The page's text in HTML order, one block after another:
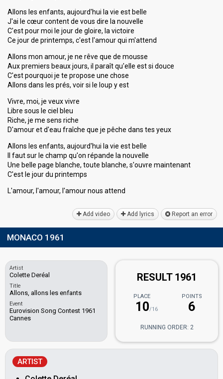
Allons les enfants, aujourd'hui la vie est belle
J'ai le cœur content de vous dire la nouvelle
C'est pour moi le jour de gloire, la victoire
Ce jour de printemps, c'est l'amour qui m'attend
Allons mon amour, je ne rêve que de mousse
Aux premiers beaux jours, il paraît qu'elle est si douce
C'est pourquoi je te propose une chose
Allons dans les prés, voir si le loup y est
Vivre, moi, je veux vivre
Libre sous le ciel bleu
Riche, je me sens riche
D'amour et d'eau fraîche que je pêche dans tes yeux
Allons les enfants, aujourd'hui la vie est belle
Il faut sur le champ qu'on répande la nouvelle
Une belle page blanche, toute blanche, s'ouvre maintenant
C'est le jour du printemps
L'amour, l'amour, l'amour nouѕ аttend
Add video Add lyrics Report an error
MONACO 1961
Artist
Colette Deréal
Title
Allons, allons les enfants
Event
Eurovision Song Contest 1961
Cannes
RESULT 1961
PLACE
10/16
POINTS
6
RUNNING ORDER: 2
ARTIST